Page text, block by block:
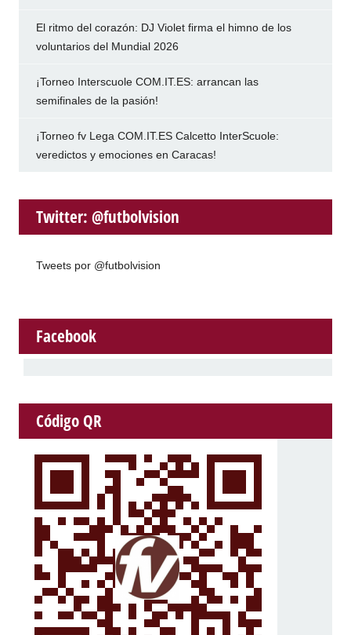
El ritmo del corazón: DJ Violet firma el himno de los
voluntarios del Mundial 2026
¡Torneo Interscuole COM.IT.ES: arrancan las
semifinales de la pasión!
¡Torneo fv Lega COM.IT.ES Calcetto InterScuole:
veredictos y emociones en Caracas!
Twitter: @futbolvision
Tweets por @futbolvision
Facebook
Código QR